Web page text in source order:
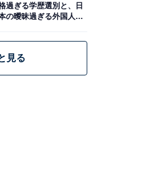
過ぎる学歴選別と、日
の曖昧過ぎる外国人政
見る